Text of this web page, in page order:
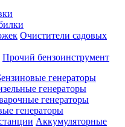
Очистители садовых
Прочий бензоинструмент
генераторы
генераторы
генераторы
генераторы
Аккумуляторные